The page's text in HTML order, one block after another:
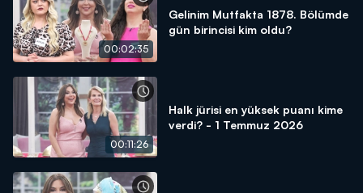
00:02:35
Gelinim Mutfakta 1878. Bölümde
gün birincisi kim oldu?
00:11:26
Halk jürisi en yüksek puanı kime
verdi? - 1 Temmuz 2026